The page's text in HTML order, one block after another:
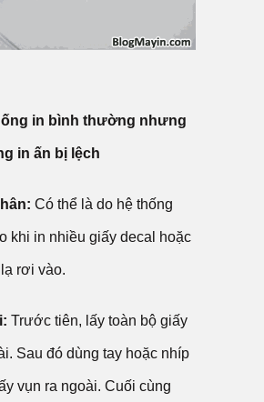
in bình thường nhưng
in ấn bị lệch
Có thể là do hệ thống
khi in nhiều giấy decal hoặc
rơi vào.
Trước tiên, lấy toàn bộ giấy
Sau đó dùng tay hoặc nhíp
vụn ra ngoài. Cuối cùng